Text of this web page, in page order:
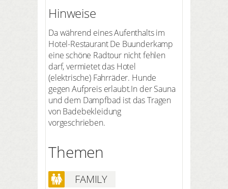
Hinweise
Da während eines Aufenthalts im
Hotel-Restaurant De Buunderkamp
eine schöne Radtour nicht fehlen
darf, vermietet das Hotel
(elektrische) Fahrräder. Hunde
gegen Aufpreis erlaubt.In der Sauna
und dem Dampfbad ist das Tragen
von Badebekleidung
vorgeschrieben.
Themen
FAMILY